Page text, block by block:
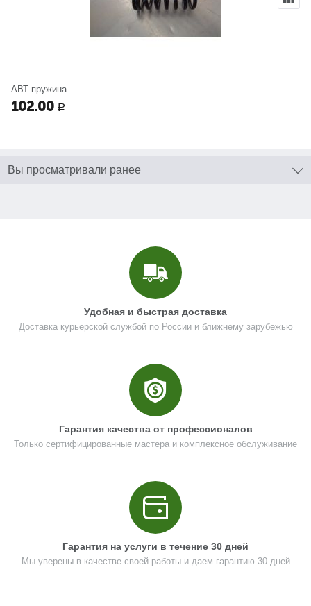
АВТ пружина
102.00 Р
Вы просматривали ранее
Удобная и быстрая доставка
Доставка курьерской службой по России и ближнему зарубежью
Гарантия качества от профессионалов
Только сертифицированные мастера и комплексное обслуживание
Гарантия на услуги в течение 30 дней
Мы уверены в качестве своей работы и даем гарантию 30 дней